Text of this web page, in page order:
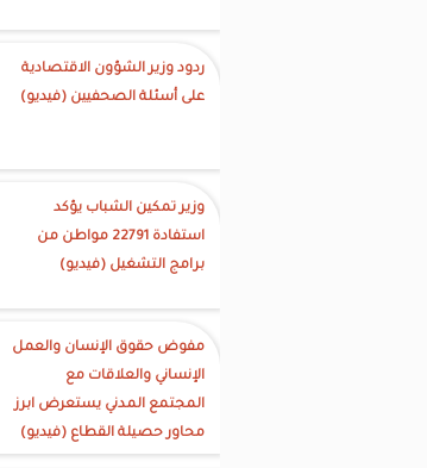
ردود وزير الشؤون الاقتصادية
على أسئلة الصحفيين (فيديو)
وزير تمكين الشباب يؤكد
استفادة 22791 مواطن من
برامج التشغيل (فيديو)
مفوض حقوق الإنسان والعمل
الإنساني والعلاقات مع
المجتمع المدني يستعرض ابرز
محاور حصيلة القطاع (فيديو)